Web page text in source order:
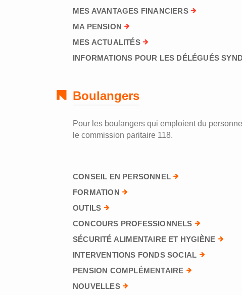
MES AVANTAGES FINANCIERS
MA PENSION
MES ACTUALITÉS
INFORMATIONS POUR LES DÉLÉGUÉS
Boulangers
Pour les boulangers qui emploient du
le commission paritaire 118.
CONSEIL EN PERSONNEL
FORMATION
OUTILS
CONCOURS PROFESSIONNELS
SÉCURITÉ ALIMENTAIRE ET HYGIÈNE
INTERVENTIONS FONDS SOCIAL
PENSION COMPLÉMENTAIRE
NOUVELLES